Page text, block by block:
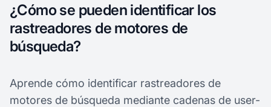
¿Cómo se pueden identificar los
rastreadores de motores de
búsqueda?
Aprende cómo identificar rastreadores de
motores de búsqueda mediante cadenas de user-